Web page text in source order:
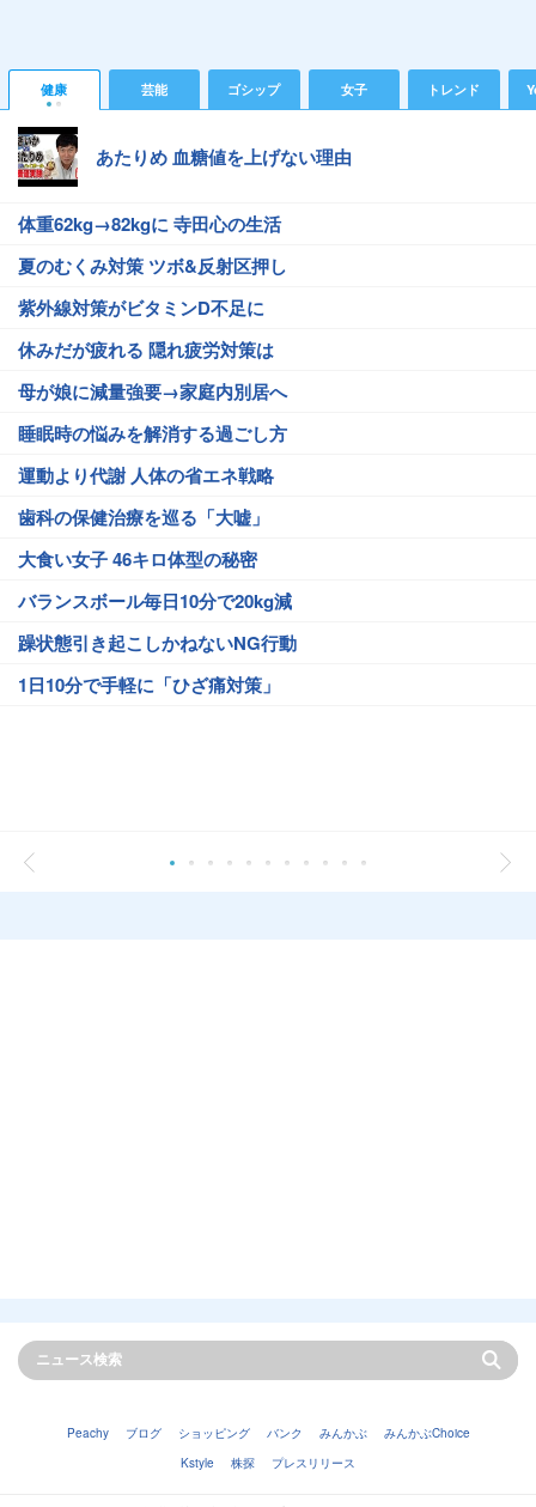
健康 芸能 ゴシップ 女子 トレンド
あたりめ 血糖値を上げない理由
体重62kg→82kgに 寺田心の生活
夏のむくみ対策 ツボ&反射区押し
紫外線対策がビタミンD不足に
休みだが疲れる 隠れ疲労対策は
母が娘に減量強要→家庭内別居へ
睡眠時の悩みを解消する過ごし方
運動より代謝 人体の省エネ戦略
歯科の保健治療を巡る「大嘘」
大食い女子 46キロ体型の秘密
バランスボール毎日10分で20kg減
躁状態引き起こしかねないNG行動
1日10分で手軽に「ひざ痛対策」
Peachy ブログ ショッピング バンク みんかぶ
みんかぶChoice
Kstyle
株探 プレスリリース